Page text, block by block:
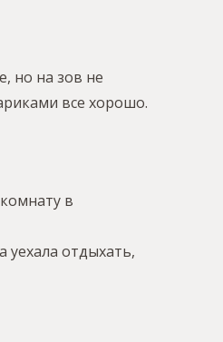
но на зов не
все хорошо.
в
отдыхать,